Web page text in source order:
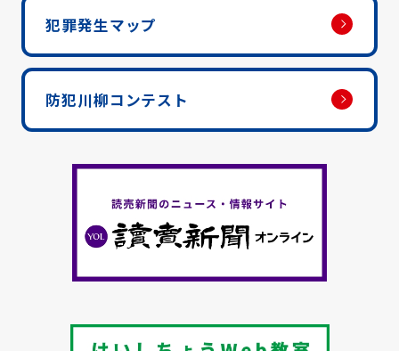
犯罪発生マップ
防犯川柳コンテスト